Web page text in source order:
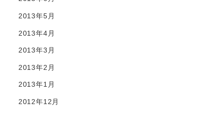
2013年5月
2013年4月
2013年3月
2013年2月
2013年1月
2012年12月